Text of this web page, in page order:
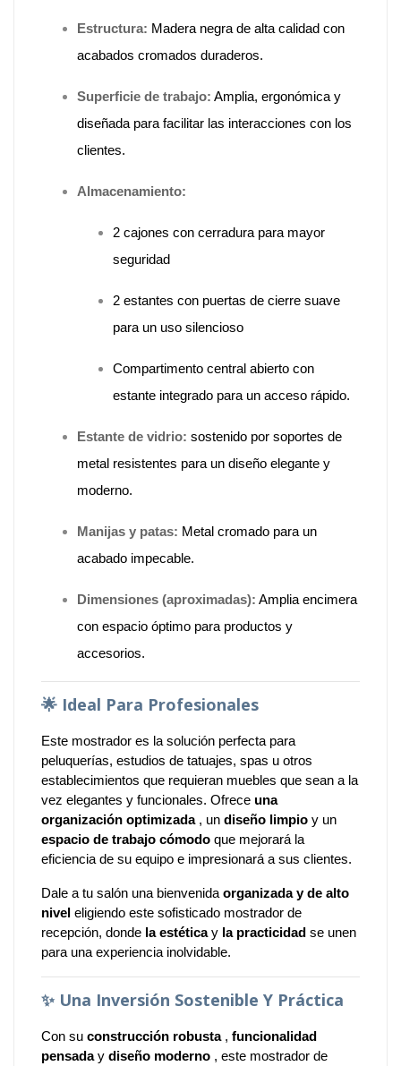
Estructura: Madera negra de alta calidad con
acabados cromados duraderos.
Superficie de trabajo: Amplia, ergonómica y
diseñada para facilitar las interacciones con los
clientes.
Almacenamiento:
2 cajones con cerradura para mayor
seguridad
2 estantes con puertas de cierre suave
para un uso silencioso
Compartimento central abierto con
estante integrado para un acceso rápido.
Estante de vidrio: sostenido por soportes de
metal resistentes para un diseño elegante y
moderno.
Manijas y patas: Metal cromado para un
acabado impecable.
Dimensiones (aproximadas): Amplia encimera
con espacio óptimo para productos y
accesorios.
🌟 Ideal Para Profesionales
Este mostrador es la solución perfecta para
peluquerías, estudios de tatuajes, spas u otros
establecimientos que requieran muebles que sean a la
vez elegantes y funcionales. Ofrece una
organización optimizada, un diseño limpio y un
espacio de trabajo cómodo que mejorará la
eficiencia de su equipo e impresionará a sus clientes.
Dale a tu salón una bienvenida organizada y de alto
nivel eligiendo este sofisticado mostrador de
recepción, donde la estéticay la practicidad se unen
para una experiencia inolvidable.
✨ Una Inversión Sostenible Y Práctica
Con su construcción robusta, funcionalidad
pensaday diseño moderno , este mostrador de